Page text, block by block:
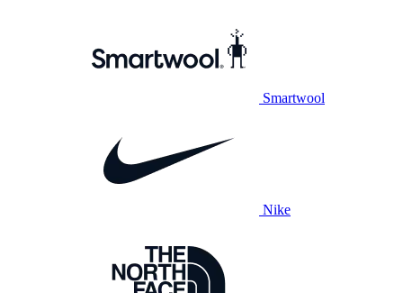
Smartwool
Nike